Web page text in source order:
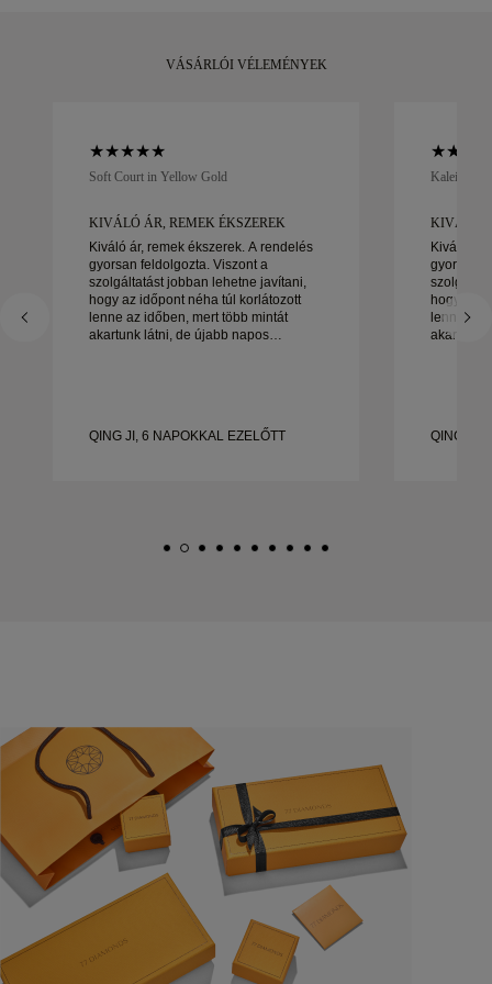
VÁSÁRLÓI VÉLEMÉNYEK
Soft Court in Yellow Gold
KIVÁLÓ ÁR, REMEK ÉKSZEREK
Kiváló ár, remek ékszerek. A rendelés
gyorsan feldolgozta. Viszont a
szolgáltatást jobban lehetne javítani,
hogy az időpont néha túl korlátozott
lenne az időben, mert több mintát
akartunk látni, de újabb napos
QING JI, 6 NAPOKKAL EZELŐTT
Kaleida
KIVÁLÓ
Kiváló ár,
gyorsan
hogy az
lenne az
akartunk
QING JI,